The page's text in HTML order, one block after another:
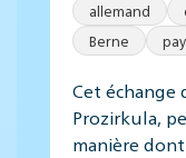
allemand
Berne
Cet échange
Prozirkula,
manière